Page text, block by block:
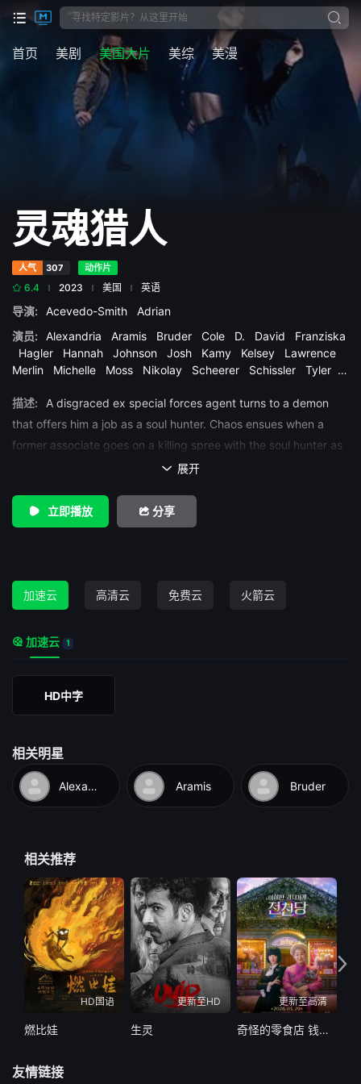
首页 美剧 美国大片 美综 美漫
灵魂猎人
人气 307 动作片
6.4 2023 美国 英语
导演: Acevedo-Smith Adrian
演员:
Alexandria Aramis Bruder Cole D. David
Franziska
Hagler
Hannah Johnson Josh Kamy Kelsey
Lawrence
Merlin
Michelle Moss Nikolay Scheerer Schissler
Tyler
描述:
A disgraced ex special forces agent turns to a demon
that offers him a job as a soul hunter. Chaos ensues when a
former associate goes on a killing spree with the soul hunter as
 展开
立即播放 分享
加速云 高清云 免费云 火箭云
加速云 1
HD中字
相关明星
Alexandria Aramis Bruder
相关推荐
HD国语
燃比娃
更新至HD
生灵
更新至高清
奇怪的零食店 钱天堂
友情链接